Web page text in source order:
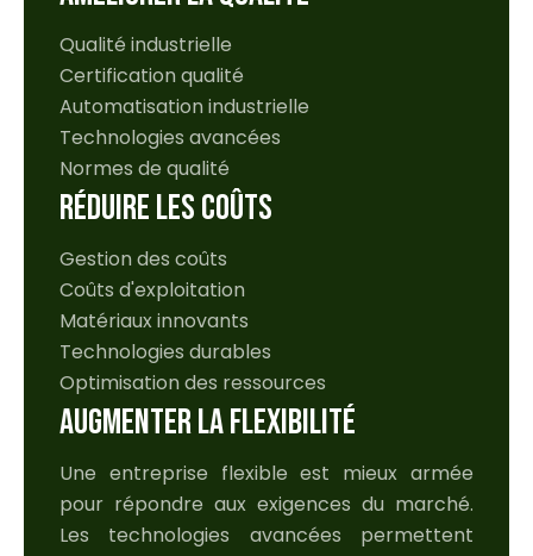
Qualité industrielle
Certification qualité
Automatisation industrielle
Technologies avancées
Normes de qualité
RÉDUIRE LES COÛTS
Gestion des coûts
Coûts d'exploitation
Matériaux innovants
Technologies durables
Optimisation des ressources
AUGMENTER LA FLEXIBILITÉ
Une entreprise flexible est mieux armée
pour répondre aux exigences du marché.
Les technologies avancées permettent